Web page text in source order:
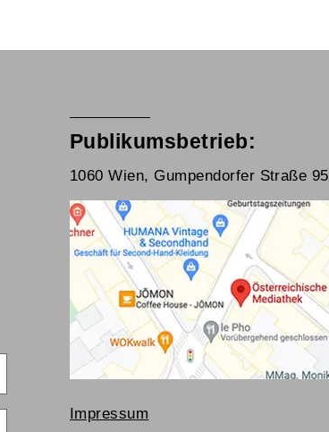
Publikumsbetrieb:
1060 Wien, Gumpendorfer Straße 95
Impressum